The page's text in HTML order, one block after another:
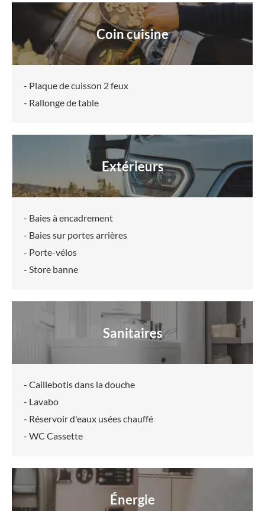
Coin cuisine
- Plaque de cuisson 2 feux
- Rallonge de table
Extérieurs
- Baies à encadrement
- Baies sur portes arrières
- Porte-vélos
- Store banne
Sanitaires
- Caillebotis dans la douche
- Lavabo
- Réservoir d'eaux usées chauffé
- WC Cassette
Énergie